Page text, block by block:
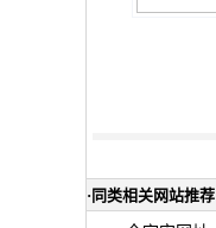
· 同类相关网站推荐